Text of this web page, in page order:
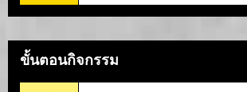
ขั้นตอนกิจกรรม